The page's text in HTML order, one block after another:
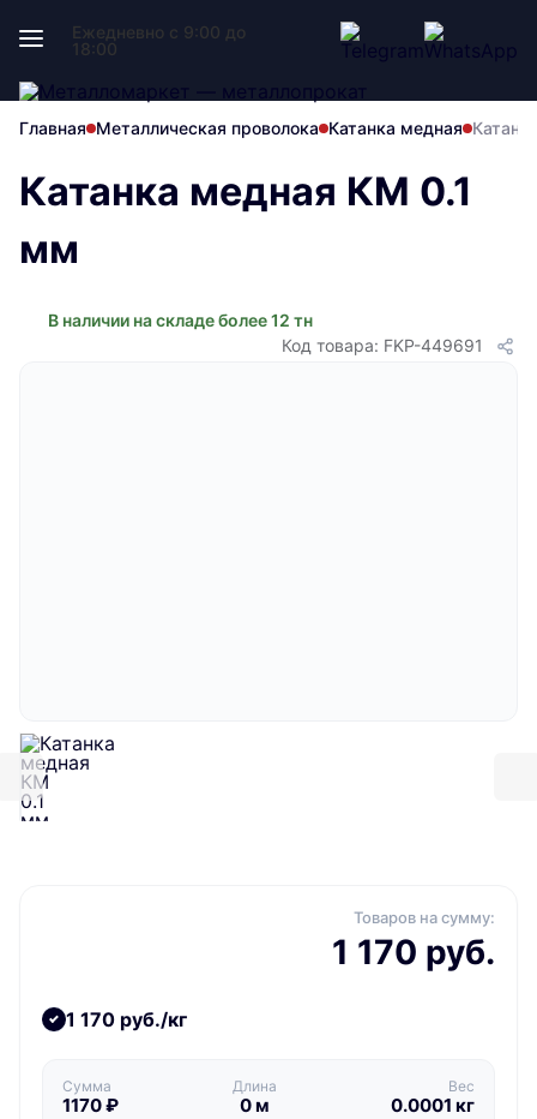
Ежедневно с 9:00 до
18:00
Главная Металлическая проволока Катанка медная
Катанка медная КМ 0.1
мм
В наличии на складе более 12 тн
Код товара: FKP-449691
Товаров на сумму:
1 170 руб.
1 170 руб./кг
Сумма
1170₽
Длина
0м
Вес
0.0001 кг